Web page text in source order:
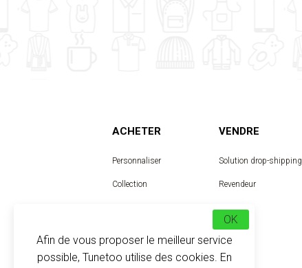
ACHETER
Personnaliser
Collection
VENDRE
Solution drop-shipping
Revendeur
Designer
Afin de vous proposer le meilleur service
possible, Tunetoo utilise des cookies. En
OK